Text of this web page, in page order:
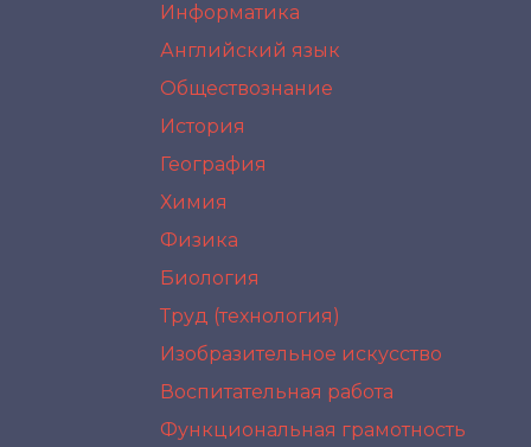
Информатика
Английский язык
Обществознание
История
География
Химия
Физика
Биология
Труд (технология)
Изобразительное искусство
Воспитательная работа
Функциональная грамотность